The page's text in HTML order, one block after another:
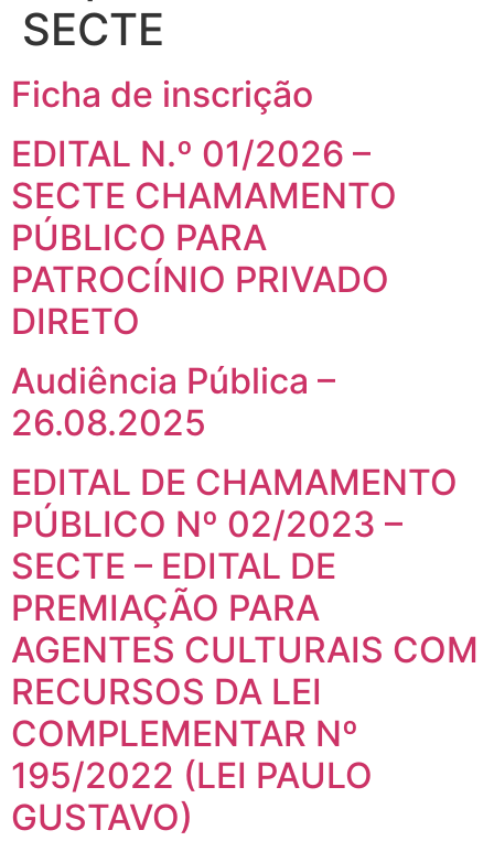
SECTE
Ficha de inscrição
EDITAL N.º 01/2026 –
SECTE CHAMAMENTO
PÚBLICO PARA
PATROCÍNIO PRIVADO
DIRETO
Audiência Pública –
26.08.2025
EDITAL DE CHAMAMENTO
PÚBLICO Nº 02/2023 –
SECTE – EDITAL DE
PREMIAÇÃO PARA
AGENTES CULTURAIS COM
RECURSOS DA LEI
COMPLEMENTAR Nº
195/2022 (LEI PAULO
GUSTAVO)